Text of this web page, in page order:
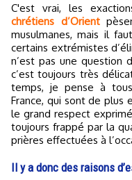
C'est vrai, les
chrétiens d’Orient
musulmanes, mais il
certains extrémistes
n’est pas une question
c’est toujours très
temps, je pense à
France, qui sont de plus
le grand respect
toujours frappé par la
prières effectuées à
Il y a donc des raisons